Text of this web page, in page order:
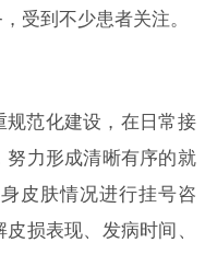
受到不少患者关注。
规范化建设，在日常接
努力形成清晰有序的就
皮肤情况进行挂号咨
损表现、发病时间、